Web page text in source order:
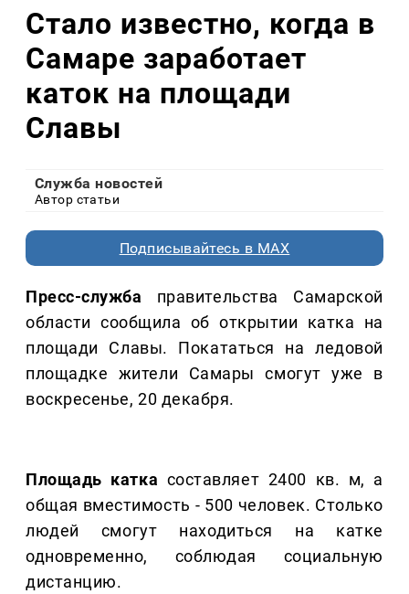
Стало известно, когда в
Самаре заработает
каток на площади
Славы
Служба новостей
Автор статьи
Подписывайтесь в MAX
Пресс-служба правительства Самарской
области сообщила об открытии катка на
площади Славы. Покататься на ледовой
площадке жители Самары смогут уже в
воскресенье, 20 декабря.
Площадь катка составляет 2400 кв. м, а
общая вместимость - 500 человек. Столько
людей смогут находиться на катке
одновременно, соблюдая социальную
дистанцию.